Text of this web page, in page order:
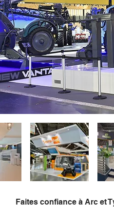
Faites confiance à Arc et